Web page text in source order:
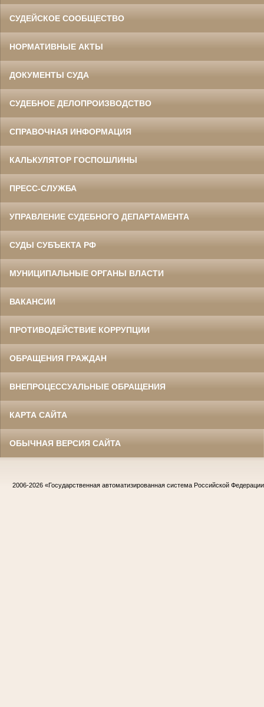
СУДЕЙСКОЕ СООБЩЕСТВО
НОРМАТИВНЫЕ АКТЫ
ДОКУМЕНТЫ СУДА
СУДЕБНОЕ ДЕЛОПРОИЗВОДСТВО
СПРАВОЧНАЯ ИНФОРМАЦИЯ
КАЛЬКУЛЯТОР ГОСПОШЛИНЫ
ПРЕСС-СЛУЖБА
УПРАВЛЕНИЕ СУДЕБНОГО ДЕПАРТАМЕНТА
СУДЫ СУБЪЕКТА РФ
МУНИЦИПАЛЬНЫЕ ОРГАНЫ ВЛАСТИ
ВАКАНСИИ
ПРОТИВОДЕЙСТВИЕ КОРРУПЦИИ
ОБРАЩЕНИЯ ГРАЖДАН
ВНЕПРОЦЕССУАЛЬНЫЕ ОБРАЩЕНИЯ
КАРТА САЙТА
ОБЫЧНАЯ ВЕРСИЯ САЙТА
2006-2026 «Государственная автоматизированная система Российской